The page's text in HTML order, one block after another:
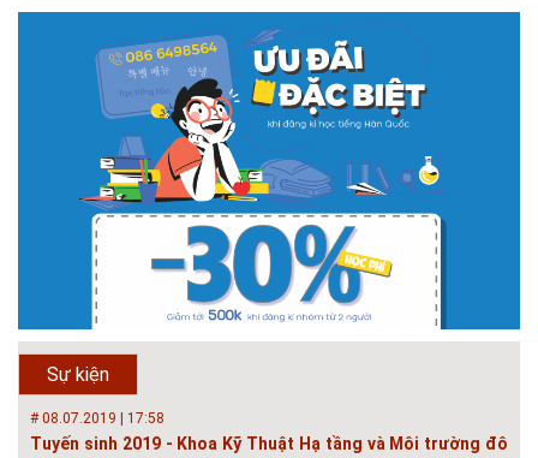
Sự kiện
# 05.04.2025 | 17:16
Tuyển sinh 2025, Khoa kỹ thuật hạ tầng và môi trường đô thị
- Đại học Kiến trúc...
Thông tin tuyển sinh đại học 2025 Khoa kỹ thuật hạ tầng và môi trường
đô thị - Đại học Kiến trúc Hà Nội Tuyển sinh đại học với 280 chỉ tiêu, thời
gian đào tạo 4,5 năm
# 05.04.2020 | 20:30
GIAO LƯU TRỰC TUYẾN - TƯ VẤN TUYỂN SINH ĐẠI HỌC
CHÍNH QUY ĐẠI HỌC KIẾN TRÚC NĂM...
Năm nay, kỳ thi THPT quốc gia dự kiến diễn ra vào tháng 8. Trường Đại
học Kiến trúc Hà Nội chúc các bạn học sinh cuối cấp ôn thi thật tốt MỜI
QUÝ PHỤ HUYNH VÀ CÁC EM ĐÓN XEM GIAO LƯU TRỰC TUYẾN "TƯ
VẤN TUYỂN SINH ĐẠI H...
# 08.07.2019 | 17:58
Tuyến sinh 2019 - Khoa Kỹ Thuật Hạ tầng và Môi trường đô